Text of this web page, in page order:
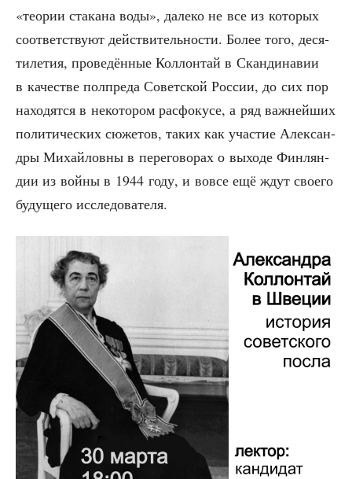
«тео­рии ста­ка­на воды», дале­ко не все из кото­рых
соот­вет­ству­ют дей­стви­тель­но­сти. Более того, деся­
ти­ле­тия, про­ве­дён­ные Кол­лон­тай в Скан­ди­на­вии
в каче­стве пол­пре­да Совет­ской Рос­сии, до сих пор
нахо­дят­ся в неко­то­ром рас­фо­ку­се, а ряд важ­ней­ших
поли­ти­че­ских сюже­тов, таких как уча­стие Алек­сан­
дры Михай­лов­ны в пере­го­во­рах о выхо­де Фин­лян­
дии из вой­ны в 1944 году, и вовсе ещё ждут сво­е­го
буду­ще­го исследователя.